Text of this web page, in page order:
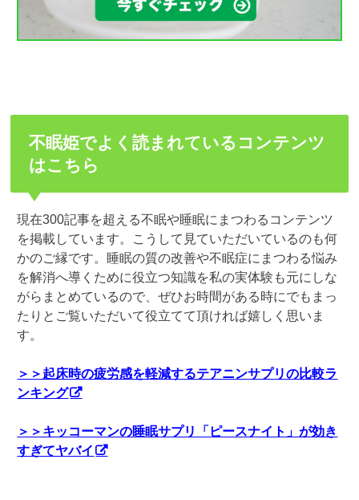
不眠姫でよく読まれているコンテンツ
はこちら
現在300記事を超える不眠や睡眠にまつわるコンテンツ
を掲載しています。こうして見ていただいているのも何
かのご縁です。睡眠の質の改善や不眠症にまつわる悩み
を解消へ導くために役立つ知識を私の実体験も元にしな
がらまとめているので、ぜひお時間がある時にでもまっ
たりとご覧いただいて役立てて頂ければ嬉しく思いま
す。
＞＞起床時の疲労感を軽減するテアニンサプリの比較ラ
ンキング
＞＞キッコーマンの睡眠サプリ「ピースナイト」が効き
すぎてヤバイ